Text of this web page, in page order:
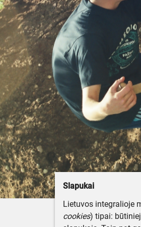
Slapukai
Lietuvos integralioje
cookies) tipai: